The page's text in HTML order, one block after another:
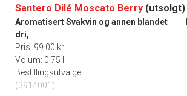
Santero Dilé Moscato Berry (utsolgt)
Aromatisert Svakvin og annen blandet
dri,
Pris: 99.00 kr
Volum: 0.75 l
Bestillingsutvalget
(3914001)